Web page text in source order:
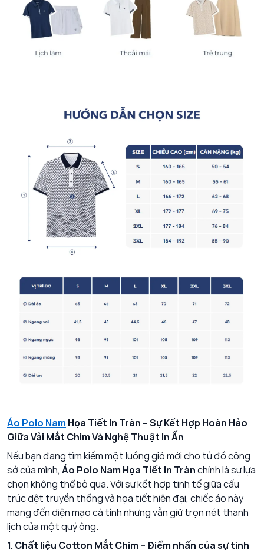
Áo Polo Nam Họa Tiết In Tràn – Sự Kết Hợp Hoàn Hảo
Giữa Vải Mắt Chim Và Nghệ Thuật In Ấn
Nếu bạn đang tìm kiếm một luồng gió mới cho tủ đồ công
sở của mình, Áo Polo Nam Họa Tiết In Trànchính là sự lựa
chọn không thể bỏ qua. Với sự kết hợp tinh tế giữa cấu
trúc dệt truyền thống và họa tiết hiện đại, chiếc áo này
mang đến diện mạo cá tính nhưng vẫn giữ trọn nét thanh
lịch của một quý ông.
1. Chất liệu Cotton Mắt Chim – Điểm nhấn của sự tinh